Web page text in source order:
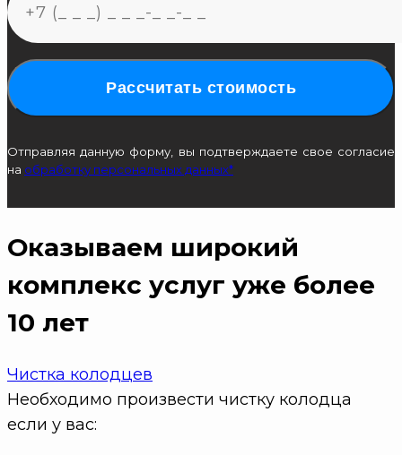
Рассчитать стоимость
Отправляя данную форму, вы подтверждаете свое согласие
на обработку персональных данных*
Оказываем широкий
комплекс услуг уже более
10 лет
Чистка колодцев
Необходимо произвести чистку колодца
если у вас: